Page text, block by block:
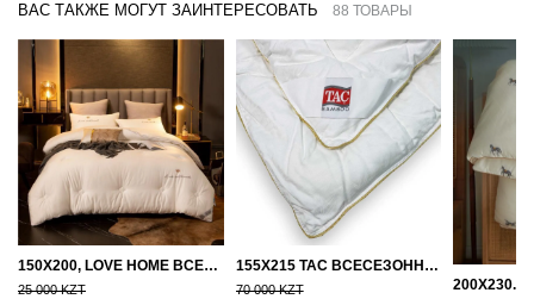
ВАС ТАКЖЕ МОГУТ ЗАИНТЕРЕСОВАТЬ 88 ТОВАРЫ
150Х200, LOVE HOME ВСЕСЕЗОННОЕ ОДЕЯЛО ИЗ ХЛОПКА С НАПОЛНИТЕЛЕМ МИКРОГЕЛЬ
25 000 KZT
155Х215 TAC ВСЕСЕЗОННОЕ ХЛОПКОВОЕ ОДЕЯЛО ИЗ БАМБУКОВОГО ВОЛОКНА
70 000 KZT